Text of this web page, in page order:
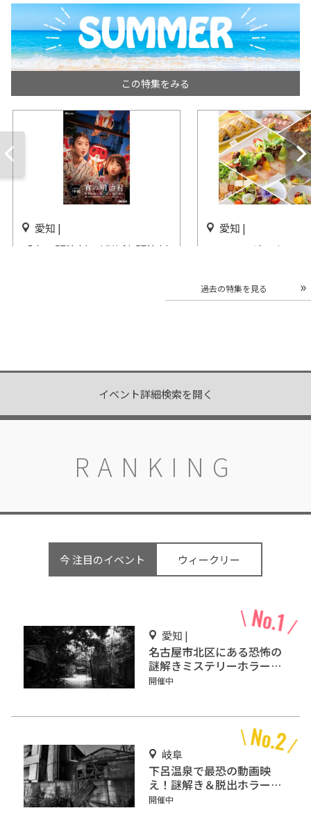
イベント詳細検索を開く
RANKING
今 注目のイベント ウィークリー
愛知 |
名古屋市北区にある恐怖の
謎解きミステリーホラー
「エモい家」あなたは行き
開催中
岐阜
下呂温泉で最恐の動画映
え！謎解き＆脱出ホラーゲ
ーム『猟奇館』
開催中
この特集をみる
愛知 |
「宵の明治村」博物館 明治村
愛知 |
ストリングスホテ
実施
開催中
過去の特集を見る